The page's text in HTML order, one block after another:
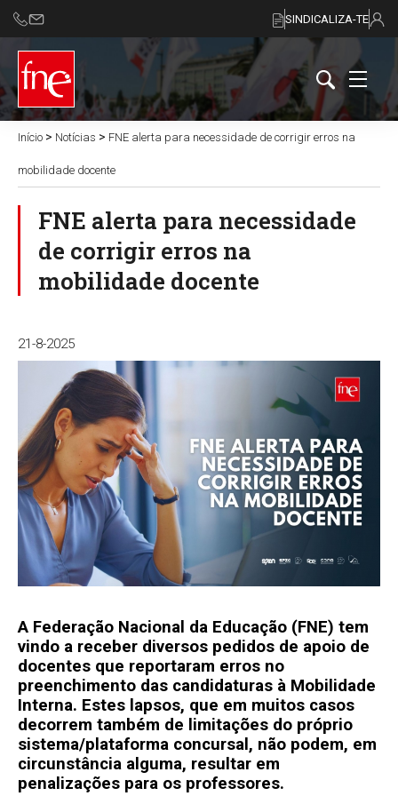
SINDICALIZA-TE
Início > Notícias > FNE alerta para necessidade de corrigir erros na
mobilidade docente
FNE alerta para necessidade
de corrigir erros na
mobilidade docente
21-8-2025
A Federação Nacional da Educação (FNE) tem
vindo a receber diversos pedidos de apoio de
docentes que reportaram erros no
preenchimento das candidaturas à Mobilidade
Interna. Estes lapsos, que em muitos casos
decorrem também de limitações do próprio
sistema/plataforma concursal, não podem, em
circunstância alguma, resultar em
penalizações para os professores.